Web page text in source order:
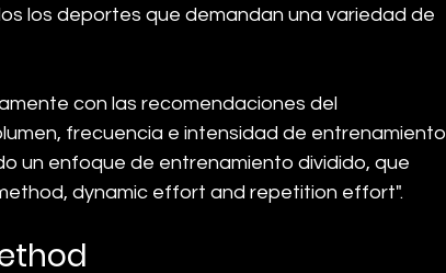
los deportes que demandan una variedad de
con las recomendaciones del
frecuencia e intensidad de entrenamiento
un enfoque de entrenamiento dividido, que
dynamic effort and repetition effort".